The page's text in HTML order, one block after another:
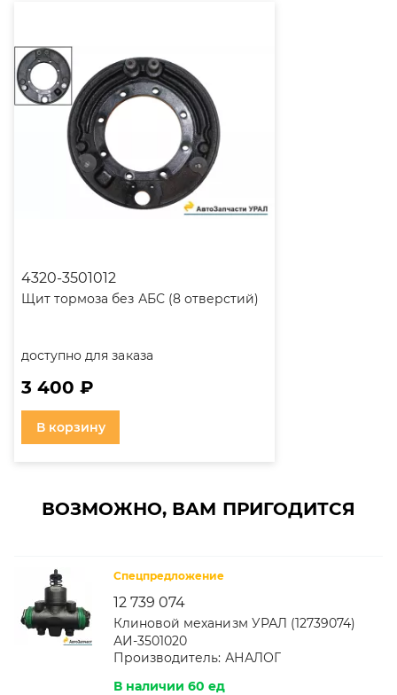
4320-3501012
Щит тормоза без АБС (8 отверстий)
доступно для заказа
3 400 ₽
В корзину
ВОЗМОЖНО, ВАМ ПРИГОДИТСЯ
Спецпредложение
12 739 074
Клиновой механизм УРАЛ (12739074)
АИ-3501020
Производитель: АНАЛОГ
В наличии 60 ед